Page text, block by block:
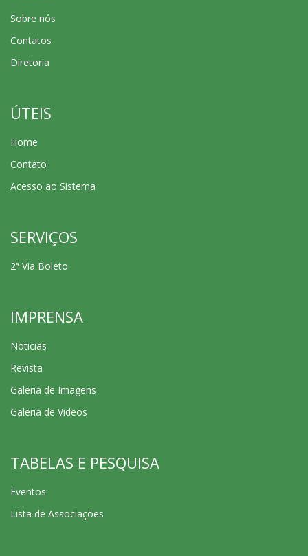
Sobre nós
Contatos
Diretoria
ÚTEIS
Home
Contato
Acesso ao Sistema
SERVIÇOS
2ª Via Boleto
IMPRENSA
Noticias
Revista
Galeria de Imagens
Galeria de Videos
TABELAS E PESQUISA
Eventos
Lista de Associações